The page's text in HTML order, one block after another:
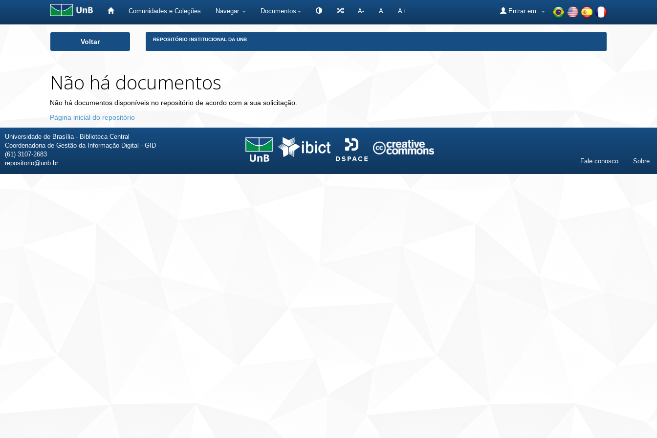
Comunidades e Coleções Navegar Documentos A- A A+ Entrar em:
Voltar REPOSITÓRIO INSTITUCIONAL DA UNB
Não há documentos
Não há documentos disponíveis no repositório de acordo com a sua solicitação.
Página inicial do repositório
Universidade de Brasília - Biblioteca Central
Coordenadoria de Gestão da Informação Digital - GID
(61) 3107-2683
repositorio@unb.br
Fale conosco Sobre